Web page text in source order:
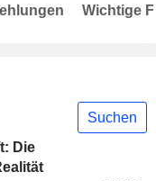
Suchen
Die
Wichtige